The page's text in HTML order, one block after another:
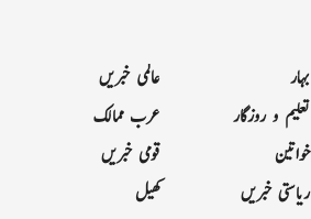
بہار
تعلیم و روزگار
خواتین
ریاستی خبریں
عالمی خبریں
عرب ممالک
قومی خبریں
کھیل